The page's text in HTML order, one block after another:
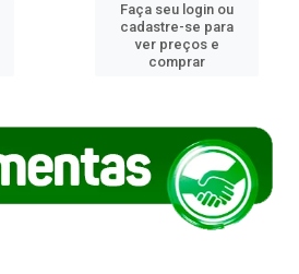
Faça seu login ou
cadastre-se para
ver preços e
comprar